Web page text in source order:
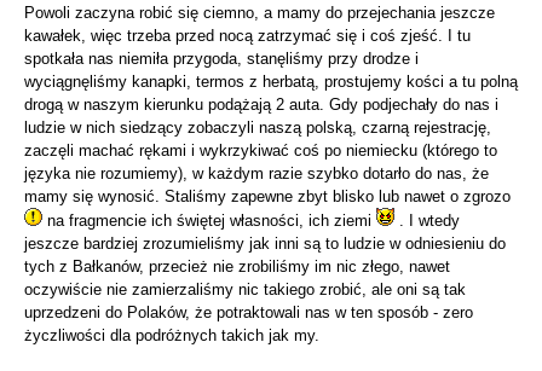
Powoli zaczyna robić się ciemno, a mamy do przejechania jeszcze
kawałek, więc trzeba przed nocą zatrzymać się i coś zjeść. I tu
spotkała nas niemiła przygoda, stanęliśmy przy drodze i
wyciągnęliśmy kanapki, termos z herbatą, prostujemy kości a tu polną
drogą w naszym kierunku podążają 2 auta. Gdy podjechały do nas i
ludzie w nich siedzący zobaczyli naszą polską, czarną rejestrację,
zaczęli machać rękami i wykrzykiwać coś po niemiecku (którego to
języka nie rozumiemy), w każdym razie szybko dotarło do nas, że
mamy się wynosić. Staliśmy zapewne zbyt blisko lub nawet o zgrozo
na fragmencie ich świętej własności, ich ziemi
. I wtedy
jeszcze bardziej zrozumieliśmy jak inni są to ludzie w odniesieniu do
tych z Bałkanów, przecież nie zrobiliśmy im nic złego, nawet
oczywiście nie zamierzaliśmy nic takiego zrobić, ale oni są tak
uprzedzeni do Polaków, że potraktowali nas w ten sposób - zero
życzliwości dla podróżnych takich jak my.